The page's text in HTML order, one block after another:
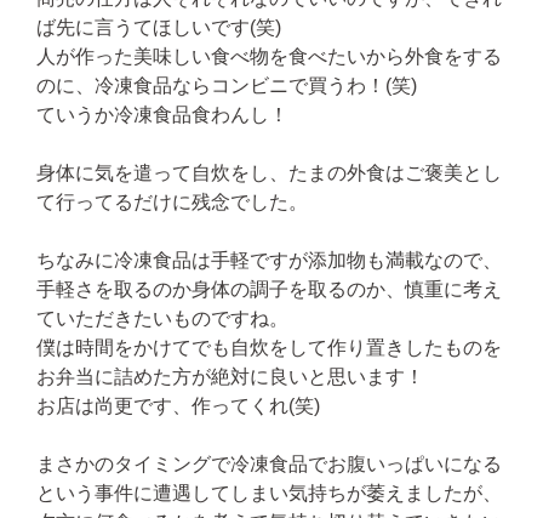
ば先に言うてほしいです(笑)
人が作った美味しい食べ物を食べたいから外食をする
のに、冷凍食品ならコンビニで買うわ！(笑)
ていうか冷凍食品食わんし！
身体に気を遣って自炊をし、たまの外食はご褒美とし
て行ってるだけに残念でした。
ちなみに冷凍食品は手軽ですが添加物も満載なので、
手軽さを取るのか身体の調子を取るのか、慎重に考え
ていただきたいものですね。
僕は時間をかけてでも自炊をして作り置きしたものを
お弁当に詰めた方が絶対に良いと思います！
お店は尚更です、作ってくれ(笑)
まさかのタイミングで冷凍食品でお腹いっぱいになる
という事件に遭遇してしまい気持ちが萎えましたが、